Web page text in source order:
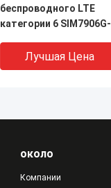
беспроводного LTE
категории 6 SIM7906G-
1NN0G0AC
Лучшая Цена
около
Компании